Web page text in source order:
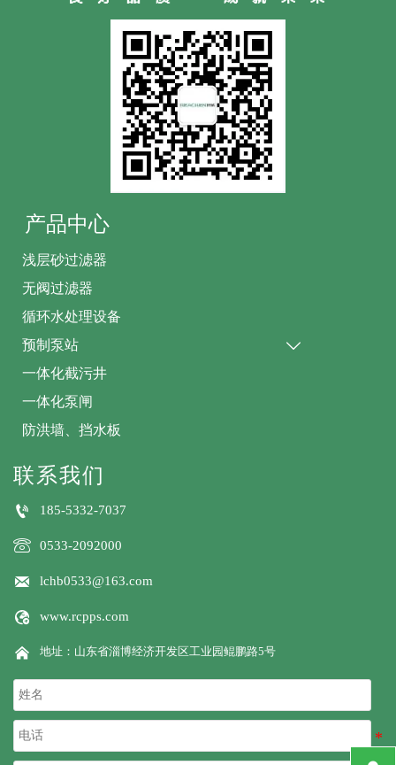
产品中心
浅层砂过滤器
无阀过滤器
循环水处理设备
预制泵站

一体化截污井
一体化泵闸
防洪墙、挡水板
联系我们
 185-5332-7037
 0533-2092000
 lchb0533@163.com
 www.rcpps.com
 地址：山东省淄博经济开发区工业园鲲鹏路5号